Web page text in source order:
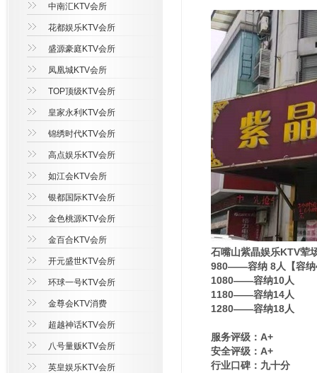
中南汇KTV会所
花都娱乐KTV会所
盛源豪庭KTV会所
凤凰城KTV会所
TOP顶级KTV会所
皇家永利KTV会所
锦绣时代KTV会所
高点娱乐KTV会所
如江会KTV会所
银都国际KTV会所
金色桃源KTV会所
金百合KTV会所
开元盛世KTV会所
环球一号KTV会所
金尊会KTV消费
超越神话KTV会所
八号量贩KTV会所
英皇娱乐KTV会所
石嘴山紫晶娱乐KTV荤
980——容纳 8人【容纳
1080——容纳10人
1180——容纳14人
1280——容纳18人
服务评级：A+
安全评级：A+
行业口碑：九十分